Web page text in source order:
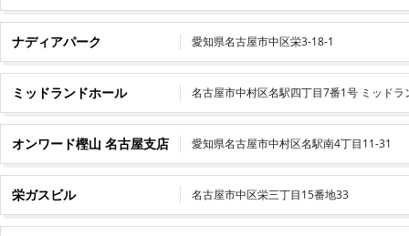
ナディアパーク 愛知県名古屋市中区栄3-18-1
ミッドランドホール 名古屋市中村区名駅四丁目7番1号 ミッド
オンワード樫山 名古屋支店 愛知県名古屋市中村区名駅南4丁目11-31
栄ガスビル 名古屋市中区栄三丁目15番地33